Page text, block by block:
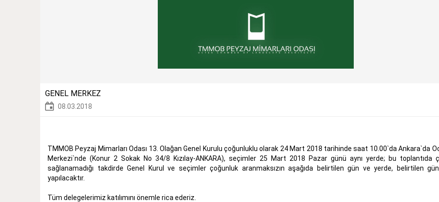
GENEL MERKEZ
08.03.2018
TMMOB Peyzaj Mimarları Odası 13. Olağan Genel Kurulu çoğunluklu olarak 24 Mart 2018 tarihinde saat 10.00`da Ankara`da
Merkezi`nde (Konur 2 Sokak No 34/8 Kızılay-ANKARA), seçimler 25 Mart 2018 Pazar günü aynı yerde; bu toplantıda
sağlanamadığı takdirde Genel Kurul ve seçimler çoğunluk aranmaksızın aşağıda belirtilen gün ve yerde, belirtilen
yapılacaktır.
Tüm delegelerimiz katılımını önemle rica ederiz.